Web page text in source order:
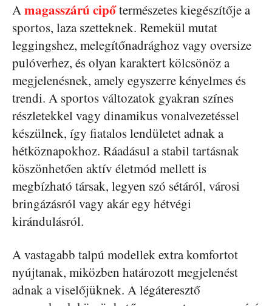
Amagasszárú cipőtermészetes kiegészítője a
sportos, laza szetteknek. Remekül mutat
leggingshez, melegítőnadrághoz vagy oversize
pulóverhez, és olyan karaktert kölcsönöz a
megjelenésnek, amely egyszerre kényelmes és
trendi. A sportos változatok gyakran színes
részletekkel vagy dinamikus vonalvezetéssel
készülnek, így fiatalos lendületet adnak a
hétköznapokhoz. Ráadásul a stabil tartásnak
köszönhetően aktív életmód mellett is
megbízható társak, legyen szó sétáról, városi
bringázásról vagy akár egy hétvégi
kirándulásról.
A vastagabb talpú modellek extra komfortot
nyújtanak, miközben határozott megjelenést
adnak a viselőjüknek. A légáteresztő